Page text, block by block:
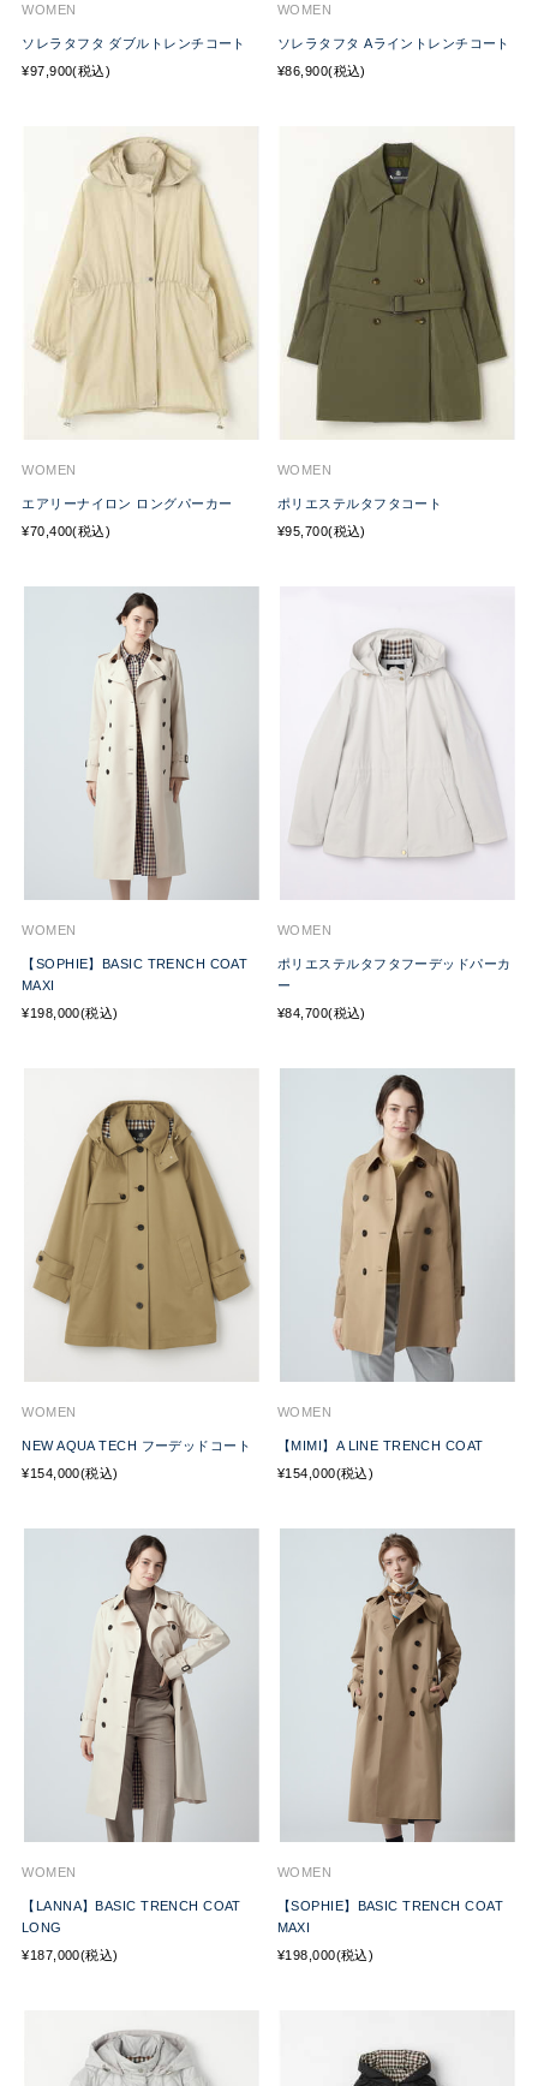
WOMEN
ソレラタフタ ダブルトレンチコート
¥97,900(税込)
WOMEN
ソレラタフタ Aライントレンチコート
¥86,900(税込)
WOMEN
エアリーナイロン ロングパーカー
¥70,400(税込)
WOMEN
ポリエステルタフタコート
¥95,700(税込)
WOMEN
【SOPHIE】BASIC TRENCH COAT
MAXI
¥198,000(税込)
WOMEN
ポリエステルタフタフーデッドパーカ
ー
¥84,700(税込)
WOMEN
NEW AQUA TECH フーデッドコート
¥154,000(税込)
WOMEN
【MIMI】A LINE TRENCH COAT
¥154,000(税込)
WOMEN
【LANNA】BASIC TRENCH COAT
LONG
¥187,000(税込)
WOMEN
【SOPHIE】BASIC TRENCH COAT
MAXI
¥198,000(税込)